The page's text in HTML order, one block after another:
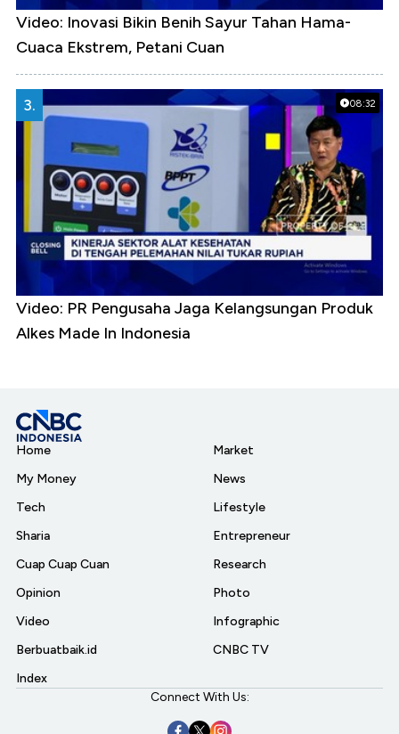
Video: Inovasi Bikin Benih Sayur Tahan Hama-
Cuaca Ekstrem, Petani Cuan
08:32
3.
Video: PR Pengusaha Jaga Kelangsungan Produk
Alkes Made In Indonesia
Home
My Money
Tech
Sharia
Cuap Cuap Cuan
Opinion
Video
Berbuatbaik.id
Index
Market
News
Lifestyle
Entrepreneur
Research
Photo
Infographic
CNBC TV
Connect With Us: